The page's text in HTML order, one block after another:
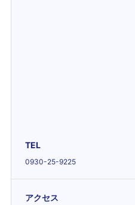
TEL
0930-25-9225
アクセス